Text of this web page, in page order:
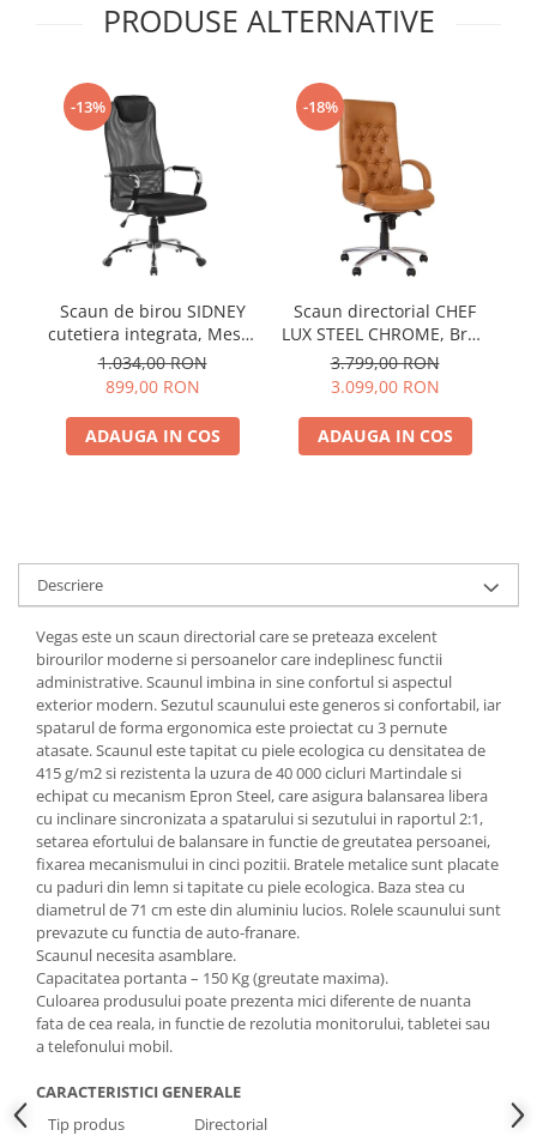
PRODUSE ALTERNATIVE
-13%
Scaun de birou SIDNEY
cutetiera integrata, Mesh,
Negru
1.034,00 RON
899,00 RON
ADAUGA IN COS
-18%
Scaun directorial CHEF
LUX STEEL CHROME, Brun
deschis, piele naturala
3.799,00 RON
3.099,00 RON
ADAUGA IN COS
Descriere
Vegas este un scaun directorial care se preteaza excelent
birourilor moderne si persoanelor care indeplinesc functii
administrative. Scaunul imbina in sine confortul si aspectul
exterior modern. Sezutul scaunului este generos si confortabil, iar
spatarul de forma ergonomica este proiectat cu 3 pernute
atasate. Scaunul este tapitat cu piele ecologica cu densitatea de
415 g/m2 si rezistenta la uzura de 40 000 cicluri Martindale si
echipat cu mecanism Epron Steel, care asigura balansarea libera
cu inclinare sincronizata a spatarului si sezutului in raportul 2:1,
setarea efortului de balansare in functie de greutatea persoanei,
fixarea mecanismului in cinci pozitii. Bratele metalice sunt placate
cu paduri din lemn si tapitate cu piele ecologica. Baza stea cu
diametrul de 71 cm este din aluminiu lucios. Rolele scaunului sunt
prevazute cu functia de auto-franare.
Scaunul necesita asamblare.
Capacitatea portanta – 150 Kg (greutate maxima).
Culoarea produsului poate prezenta mici diferente de nuanta
fata de cea reala, in functie de rezolutia monitorului, tabletei sau
a telefonului mobil.
CARACTERISTICI GENERALE
Tip produs
Directorial